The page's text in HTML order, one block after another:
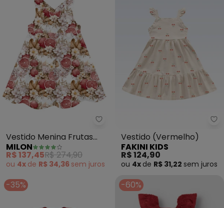
Milon - Vestido Menina Frutas
Vestido Menina Frutas
Milon (Vermelho)
MILON
R$ 137,45R$ 274,90
ou 4x de R$ 34,36 sem juros
Vestido (Vermelho)
FAKINI KIDS
R$ 124,90
ou 4x de R$ 31,22 sem juros
-35% -60%